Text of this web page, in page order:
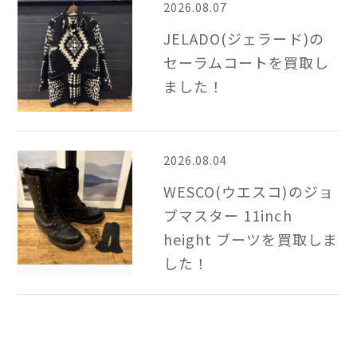
2026.08.07
JELADO(ジェラード)の
セーラムコートを買取し
ました！
2026.08.04
WESCO(ウエスコ)のジョ
ブマスター 11inch
height ブーツを買取しま
した！